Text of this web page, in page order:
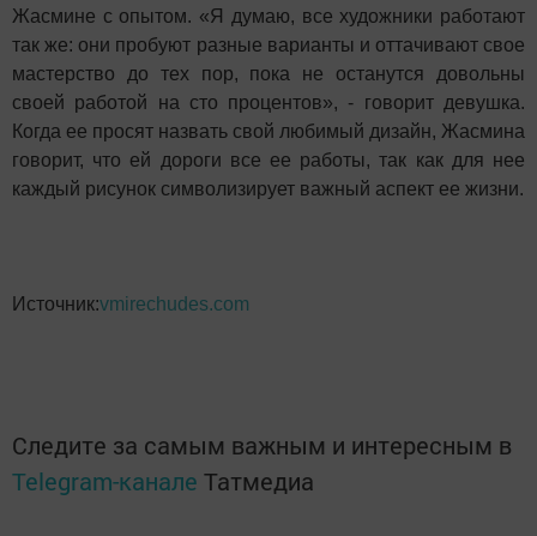
Жасмине с опытом. «Я думаю, все художники работают
так же: они пробуют разные варианты и оттачивают свое
мастерство до тех пор, пока не останутся довольны
своей работой на сто процентов», - говорит девушка.
Когда ее просят назвать свой любимый дизайн, Жасмина
говорит, что ей дороги все ее работы, так как для нее
каждый рисунок символизирует важный аспект ее жизни.
Источник:vmirechudes.com
Следите за самым важным и интересным в
Telegram-канале Татмедиа